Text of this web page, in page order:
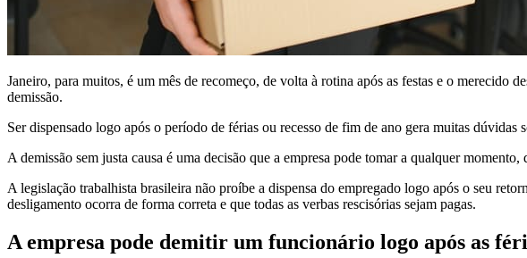
Janeiro, para muitos, é um mês de recomeço, de volta à rotina após as festas e o merecido
demissão.
Ser dispensado logo após o período de férias ou recesso de fim de ano gera muitas dúvidas
A demissão sem justa causa é uma decisão que a empresa pode tomar a qualquer
A legislação trabalhista brasileira não proíbe a dispensa do empregado logo após o seu
desligamento ocorra de forma correta e que todas as verbas rescisórias sejam pagas.
A empresa pode demitir um funcionário logo após as